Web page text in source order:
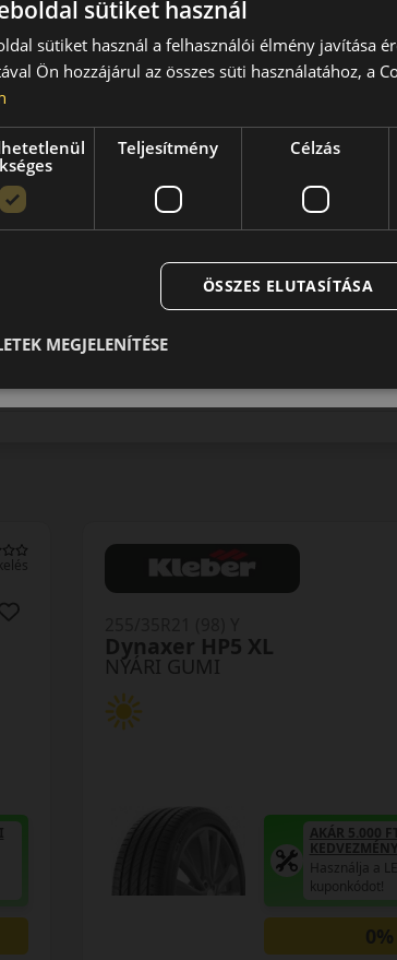
jelenlegi arculata a hetvenes évek közepén
speciális verseny abroncsokat gyártani. A
abroncsok kategóriájában a Pirelli azóta is
NYÁRI GUMI
Dynaxer HP5 XL
AKÁR 5.000
Használja a
kuponkódot!
0%
sütiket használ
sütiket használ a felhasználói élmény javítása
Ön hozzájárul az összes süti használatához, a
Teljesítmény Célzás
ÖSSZES ELUTASÍTÁSA
MEGJELENÍTÉSE